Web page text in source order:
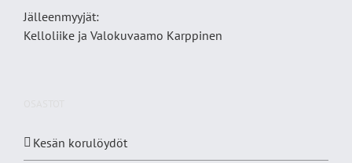
Jälleenmyyjät:
Kelloliike ja Valokuvaamo Karppinen
Kesän korulöydöt